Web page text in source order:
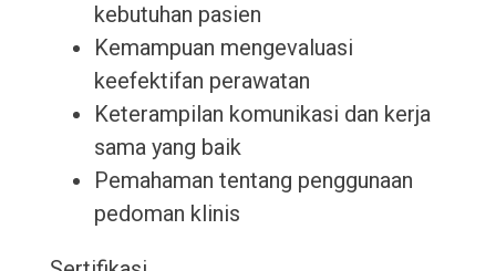
kebutuhan pasien
Kemampuan mengevaluasi
keefektifan perawatan
Keterampilan komunikasi dan kerja
sama yang baik
Pemahaman tentang penggunaan
pedoman klinis